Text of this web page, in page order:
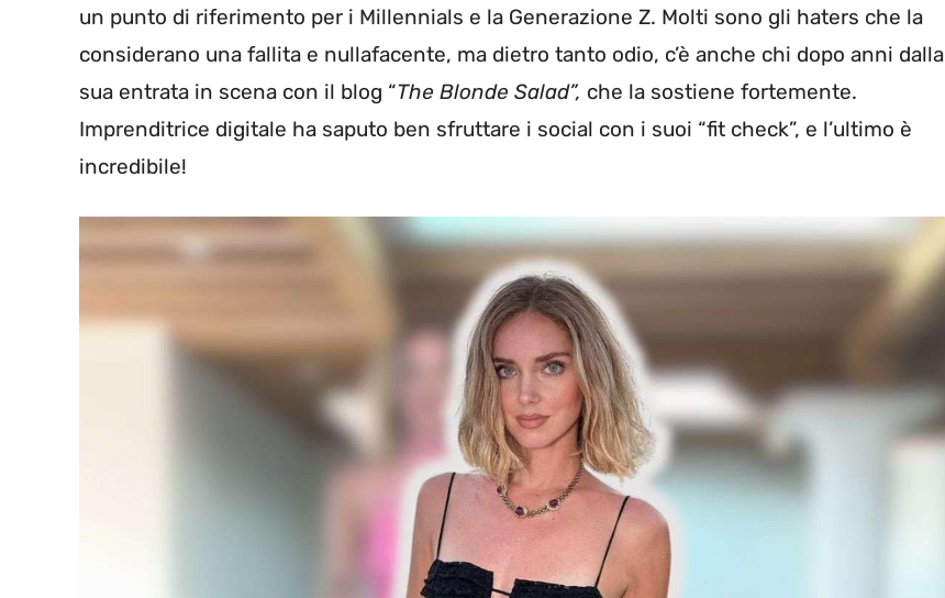
un punto di riferimento per i Millennials e la Generazione Z. Molti sono gli haters che la
considerano una fallita e nullafacente, ma dietro tanto odio, c’è anche chi dopo anni dalla
sua entrata in scena con il blog “The Blonde Salad”, che la sostiene fortemente.
Imprenditrice digitale ha saputo ben sfruttare i social con i suoi “fit check”, e l’ultimo è
incredibile!